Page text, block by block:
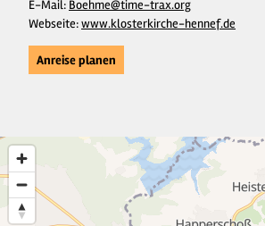
E-Mail: Boehme@time-trax.org
Webseite:www.klosterkirche-hennef.de
Anreise planen